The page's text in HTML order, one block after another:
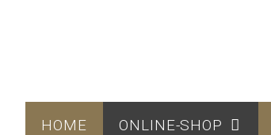
HOME ONLINE-SHOP